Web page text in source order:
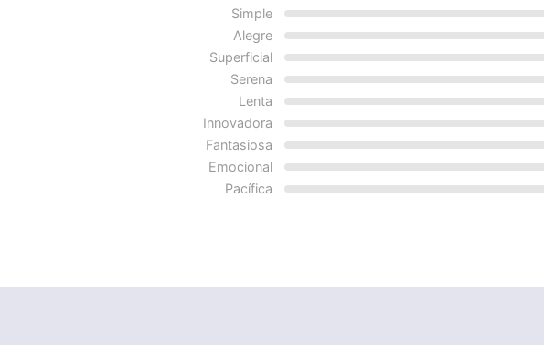
Simple
Alegre
Superficial
Serena
Lenta
Innovadora
Fantasiosa
Emocional
Pacífica